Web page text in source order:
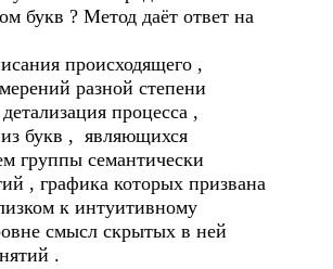
букв ? Метод даёт ответ на
происходящего ,
разной степени
процесса ,
букв , являющихся
группы семантически
, графика которых призвана
к интуитивному
смысл скрытых в ней
.